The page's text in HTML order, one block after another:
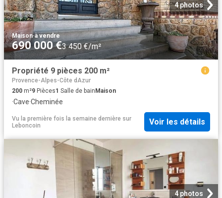
4 photos
Maison·à vendre
690 000 €3 450 €/m²
Propriété 9 pièces 200 m²
Provence-Alpes-Côte dAzur
200 m²9 Pièces1 Salle de bainMaison
·Cave·Cheminée
Vu la première fois la semaine dernière sur
Leboncoin
Voir les détails
4 photos